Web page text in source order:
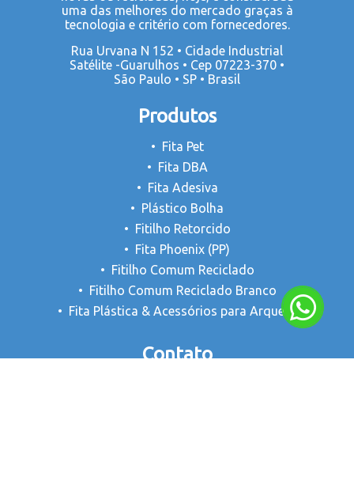
uma das melhores do mercado graças à
tecnologia e critério com fornecedores.
Rua Urvana N 152 • Cidade Industrial
Satélite -Guarulhos • Cep 07223-370 •
São Paulo • SP • Brasil
Produtos
Fita Pet
Fita DBA
Fita Adesiva
Plástico Bolha
Fitilho Retorcido
Fita Phoenix (PP)
Fitilho Comum Reciclado
Fitilho Comum Reciclado Branco
Fita Plástica & Acessórios para Arquear
Contato